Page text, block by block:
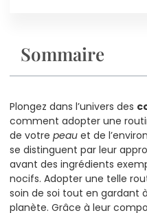
Sommaire
Plongez dans l’univers des
comment adopter une
de votre peau et de
se distinguent par leur
avant des ingrédients
nocifs. Adopter une telle
soin de soi tout en gardant
planète. Grâce à leur